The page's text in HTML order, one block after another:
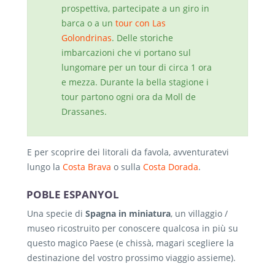
prospettiva, partecipate a un giro in
barca o a un tour con Las
Golondrinas. Delle storiche
imbarcazioni che vi portano sul
lungomare per un tour di circa 1 ora
e mezza. Durante la bella stagione i
tour partono ogni ora da Moll de
Drassanes.
E per scoprire dei litorali da favola, avventuratevi
lungo la Costa Brava o sulla Costa Dorada.
POBLE ESPANYOL
Una specie di Spagna in miniatura, un villaggio /
museo ricostruito per conoscere qualcosa in più su
questo magico Paese (e chissà, magari scegliere la
destinazione del vostro prossimo viaggio assieme).